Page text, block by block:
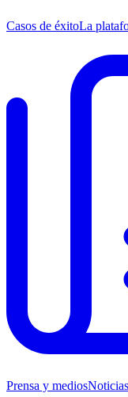
Casos de éxitoLa
Prensa y medios